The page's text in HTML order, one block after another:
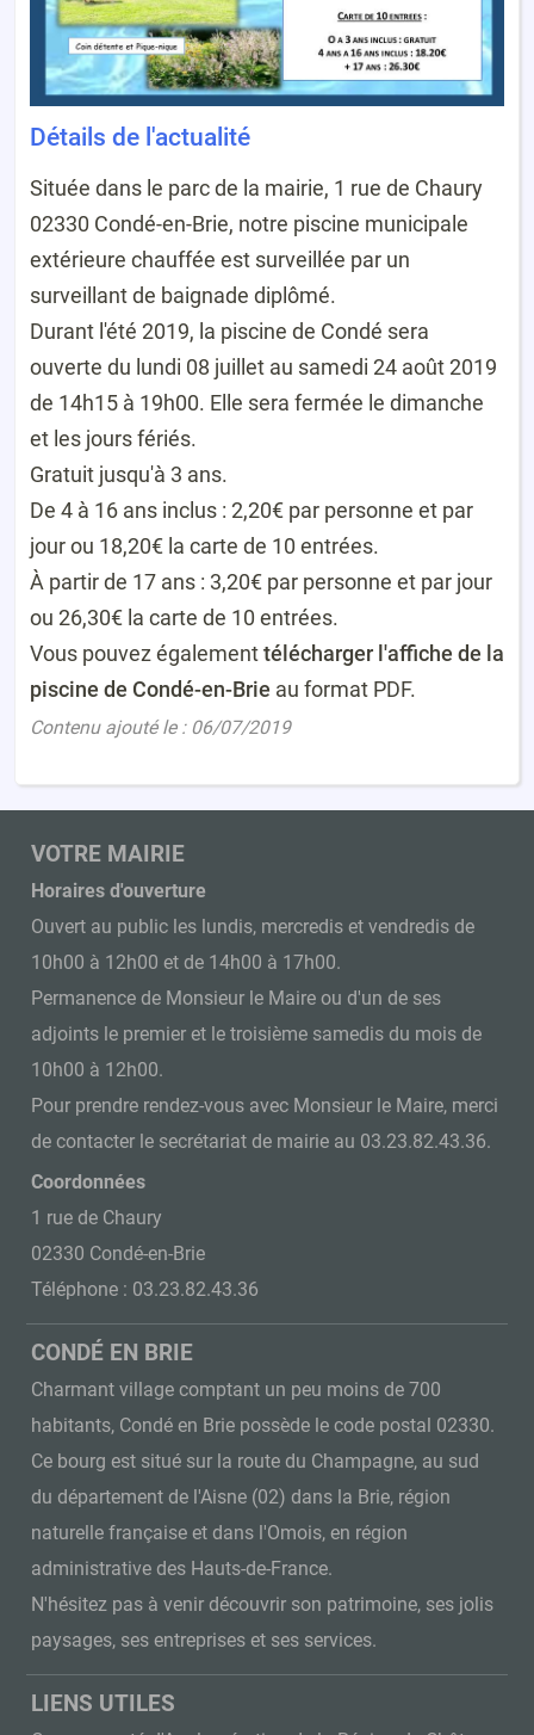
Détails de l'actualité
Située dans le parc de la mairie, 1 rue de Chaury
02330 Condé-en-Brie, notre piscine municipale
extérieure chauffée est surveillée par un
surveillant de baignade diplômé.
Durant l'été 2019, la piscine de Condé sera
ouverte du lundi 08 juillet au samedi 24 août 2019
de 14h15 à 19h00. Elle sera fermée le dimanche
et les jours fériés.
Gratuit jusqu'à 3 ans.
De 4 à 16 ans inclus : 2,20€ par personne et par
jour ou 18,20€ la carte de 10 entrées.
À partir de 17 ans : 3,20€ par personne et par jour
ou 26,30€ la carte de 10 entrées.
Vous pouvez égalementtélécharger l'affiche de la
piscine de Condé-en-Brie au format PDF.
Contenu ajouté le : 06/07/2019
VOTRE MAIRIE
Horaires d'ouverture
Ouvert au public les lundis, mercredis et vendredis de
10h00 à 12h00 et de 14h00 à 17h00.
Permanence de Monsieur le Maire ou d'un de ses
adjoints le premier et le troisième samedis du mois de
10h00 à 12h00.
Pour prendre rendez-vous avec Monsieur le Maire, merci
de contacter le secrétariat de mairie au 03.23.82.43.36.
Coordonnées
1 rue de Chaury
02330 Condé-en-Brie
Téléphone : 03.23.82.43.36
CONDÉ EN BRIE
Charmant village comptant un peu moins de 700
habitants, Condé en Brie possède le code postal 02330.
Ce bourg est situé sur la route du Champagne, au sud
du département de l'Aisne (02) dans la Brie, région
naturelle française et dans l'Omois, en région
administrative des Hauts-de-France.
N'hésitez pas à venir découvrir son patrimoine, ses jolis
paysages, ses entreprises et ses services.
LIENS UTILES